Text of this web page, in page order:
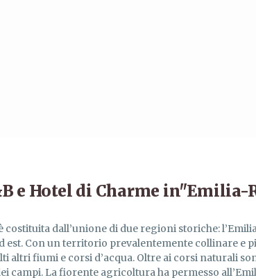
e Hotel di Charme in"Emilia-
costituita dall’unione di due regioni storiche:
est. Con un territorio prevalentemente collinare e
altri fiumi e corsi d’acqua. Oltre ai corsi naturali
campi. La fiorente agricoltura ha permesso